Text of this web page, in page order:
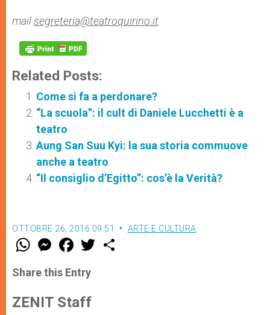
mailsegreteria@teatroquirino.it
Related Posts:
Come si fa a perdonare?
“La scuola”: il cult di Daniele Lucchetti è a
teatro
Aung San Suu Kyi: la sua storia commuove
anche a teatro
“Il consiglio d’Egitto”: cos’è la Verità?
OTTOBRE 26, 2016 09:51 ARTE E CULTURA
W
t
s
p
p
M
e
s
e
g
e
F
a
e
b
o
k
w
Share this Entry
ZENIT Staff